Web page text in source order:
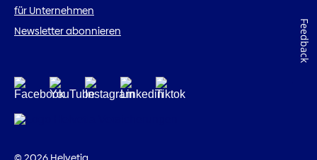
für Unternehmen
Newsletter abonnieren
Feedback